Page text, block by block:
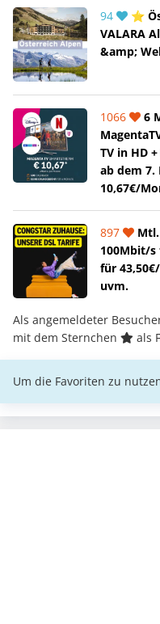
94
⭐
VALARA
&amp;
1066
6
TV in HD
ab dem
10,67€/
897
100Mbit/
für
uvm.
Als angemeldeter
mit dem Sternchen
als
Um die Favoriten zu